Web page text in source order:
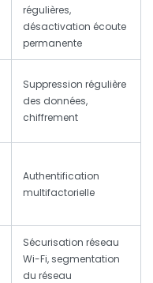
régulières,
désactivation écoute
permanente
Suppression régulière
des données,
chiffrement
Authentification
multifactorielle
Sécurisation réseau
Wi-Fi, segmentation
du réseau